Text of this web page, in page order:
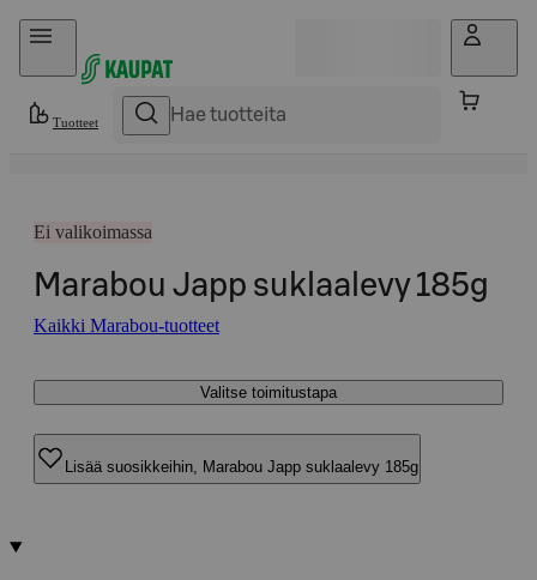
Hyppää sisältöön
Tuotteet
Ei valikoimassa
Marabou Japp suklaalevy 185g
Kaikki Marabou-tuotteet
Valitse toimitustapa
Lisää suosikkeihin, Marabou Japp suklaalevy 185g